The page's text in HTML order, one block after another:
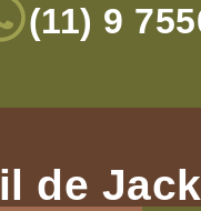
(11) 9
de